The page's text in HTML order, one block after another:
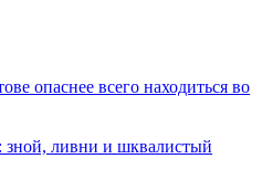
опаснее всего находиться во
зной, ливни и шквалистый